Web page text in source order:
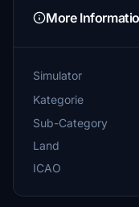
More
Simulator
Kategorie
Sub-Category
Land
ICAO